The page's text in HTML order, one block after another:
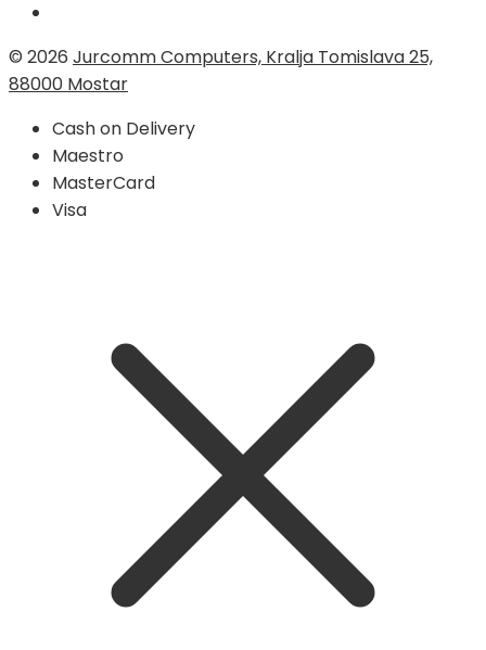
© 2026 Jurcomm Computers, Kralja Tomislava 25,
88000 Mostar
Cash on Delivery
Maestro
MasterCard
Visa